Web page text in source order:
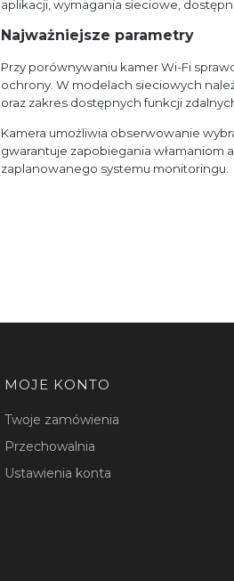
aplikacji, wymagania sieciowe,
Najważniejsze parametry
Przy porównywaniu kamer Wi-Fi
ochrony. W modelach sieciowych
oraz zakres dostępnych funkcji
Kamera umożliwia obserwowanie
gwarantuje zapobiegania
zaplanowanego systemu monitoringu.
MOJE KONTO
Twoje zamówienia
Przechowalnia
Ustawienia konta